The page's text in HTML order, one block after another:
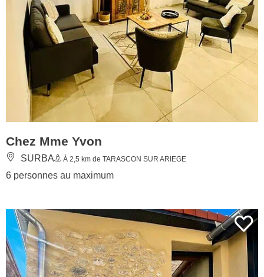
Chez Mme Yvon
SURBA À 2,5 km de TARASCON SUR ARIEGE
6 personnes au maximum